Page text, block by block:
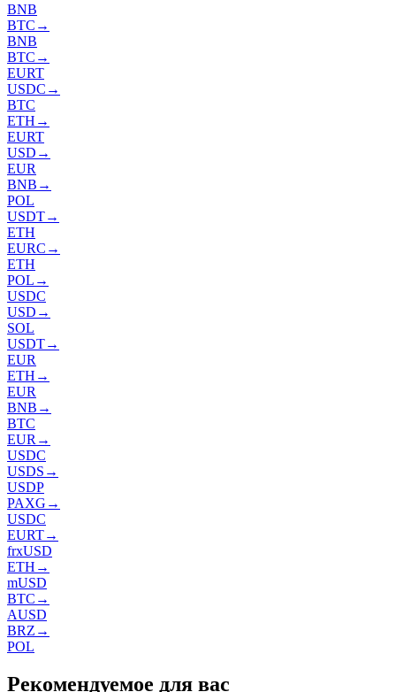
BNB
BTC →
BNB
BTC →
EURT
USDC →
BTC
ETH →
EURT
USD →
EUR
BNB →
POL
USDT→
ETH
EURC →
ETH
POL →
USDC
USD →
SOL
USDT→
EUR
ETH →
EUR
BNB →
BTC
EUR →
USDC
USDS →
USDP
PAXG →
USDC
EURT→
frxUSD
ETH →
mUSD
BTC →
AUSD
BRZ →
POL
Рекомендуемое для вас